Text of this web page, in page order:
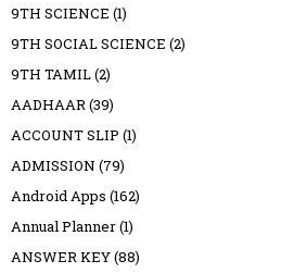
9TH SCIENCE (1)
9TH SOCIAL SCIENCE (2)
9TH TAMIL(2)
AADHAAR(39)
ACCOUNT SLIP (1)
ADMISSION (79)
Android Apps (162)
Annual Planner(1)
ANSWER KEY(88)